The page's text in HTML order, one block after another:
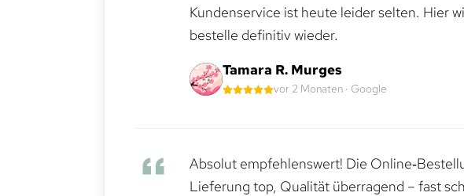
Kundenservice ist heute leider selten. Hier
bestelle definitiv wieder.
Tamara R. Murges
vor 2 Monaten · Google
Absolut empfehlenswert! Die
Lieferung top, Qualität überragend – fast